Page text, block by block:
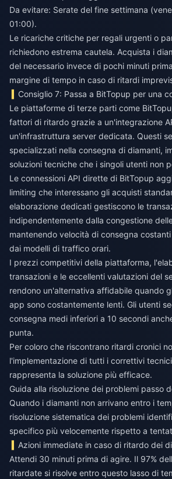
Da evitare: Serate del fine settimana
01:00).
Le ricariche critiche per regali urgenti o
richiedono estrema cautela. Acquista i
del necessario invece di pochi minuti
margine di tempo in caso di ritardi
Consiglio 7: Passa a BitTopup per una
Le piattaforme di terze parti come
fattori di ritardo grazie a un'integrazione
un'infrastruttura server dedicata. Questi
specializzati nella consegna di diamanti,
soluzioni tecniche che i singoli utenti non
Le connessioni API dirette di BitTopup
limiting che interessano gli acquisti
elaborazione dedicati gestiscono le
indipendentemente dalla congestione
mantenendo velocità di consegna
dai modelli di traffico orari.
I prezzi competitivi della piattaforma,
transazioni e le eccellenti valutazioni del
rendono un'alternativa affidabile quando
app sono costantemente lenti. Gli utenti
consegna medi inferiori a 10 secondi
punta.
Per coloro che riscontrano ritardi cronici
l'implementazione di tutti i correttivi
rappresenta la soluzione più efficace.
Guida alla risoluzione dei problemi passo
Quando i diamanti non arrivano entro i
risoluzione sistematica dei problemi
specifico più velocemente rispetto a
Azioni immediate in caso di ritardo dei
Attendi 30 minuti prima di agire. Il 97%
ritardate si risolve entro questo lasso di